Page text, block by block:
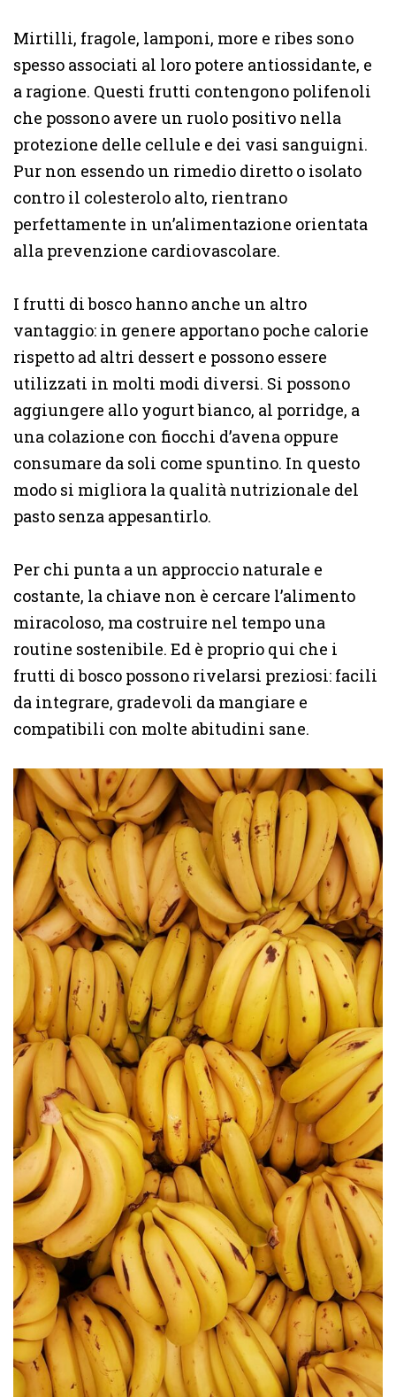
Mirtilli, fragole, lamponi, more e ribes sono
spesso associati al loro potere antiossidante, e
a ragione. Questi frutti contengono polifenoli
che possono avere un ruolo positivo nella
protezione delle cellule e dei vasi sanguigni.
Pur non essendo un rimedio diretto o isolato
contro il colesterolo alto, rientrano
perfettamente in un’alimentazione orientata
alla prevenzione cardiovascolare.
I frutti di bosco hanno anche un altro
vantaggio: in genere apportano poche calorie
rispetto ad altri dessert e possono essere
utilizzati in molti modi diversi. Si possono
aggiungere allo yogurt bianco, al porridge, a
una colazione con fiocchi d’avena oppure
consumare da soli come spuntino. In questo
modo si migliora la qualità nutrizionale del
pasto senza appesantirlo.
Per chi punta a un approccio naturale e
costante, la chiave non è cercare l’alimento
miracoloso, ma costruire nel tempo una
routine sostenibile. Ed è proprio qui che i
frutti di bosco possono rivelarsi preziosi: facili
da integrare, gradevoli da mangiare e
compatibili con molte abitudini sane.